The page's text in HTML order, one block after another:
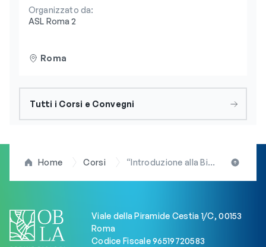
Organizzato da:
ASL Roma 2
Roma
Tutti i Corsi e Convegni
Home Corsi “Introduzione alla Biostatistica”: l’11 aprile, a Roma, il corso ECM per i professionisti dell’area scientifica promosso dall’OBLA
Viale della Piramide Cestia 1/C, 00153
Roma
Codice Fiscale 96519720583